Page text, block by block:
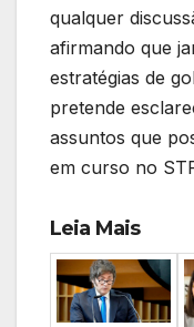
qualquer
afirmando que
estratégias de
pretende
assuntos que
em curso no
Leia Mais